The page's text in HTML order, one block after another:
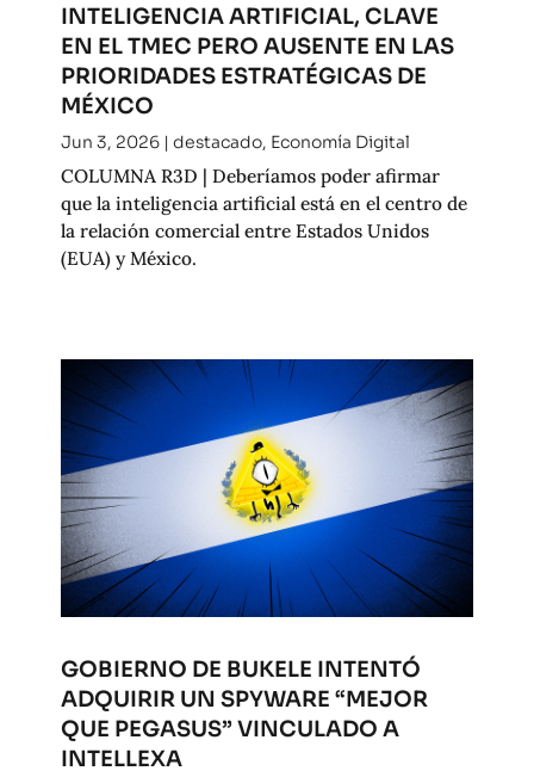
INTELIGENCIA ARTIFICIAL, CLAVE
EN EL TMEC PERO AUSENTE EN LAS
PRIORIDADES ESTRATÉGICAS DE
MÉXICO
Jun 3, 2026| destacado, Economía Digital
COLUMNA R3D | Deberíamos poder afirmar
que la inteligencia artificial está en el centro de
la relación comercial entre Estados Unidos
(EUA) y México.
GOBIERNO DE BUKELE INTENTÓ
ADQUIRIR UN SPYWARE “MEJOR
QUE PEGASUS” VINCULADO A
INTELLEXA